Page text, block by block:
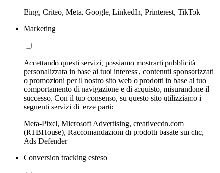
Bing, Criteo, Meta, Google, LinkedIn, Printerest, TikTok
Marketing
Accettando questi servizi, possiamo mostrarti pubblicità
personalizzata in base ai tuoi interessi, contenuti sponsorizzati
o promozioni per il nostro sito web o prodotti in base al tuo
comportamento di navigazione e di acquisto, misurandone il
successo. Con il tuo consenso, su questo sito utilizziamo i
seguenti servizi di terze parti:
Meta-Pixel, Microsoft Advertising, creativecdn.com
(RTBHouse), Raccomandazioni di prodotti basate sui clic,
Ads Defender
Conversion tracking esteso